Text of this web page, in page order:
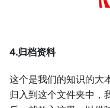
4.归档资料
这个是我们的知识的大
归入到这个文件夹中，